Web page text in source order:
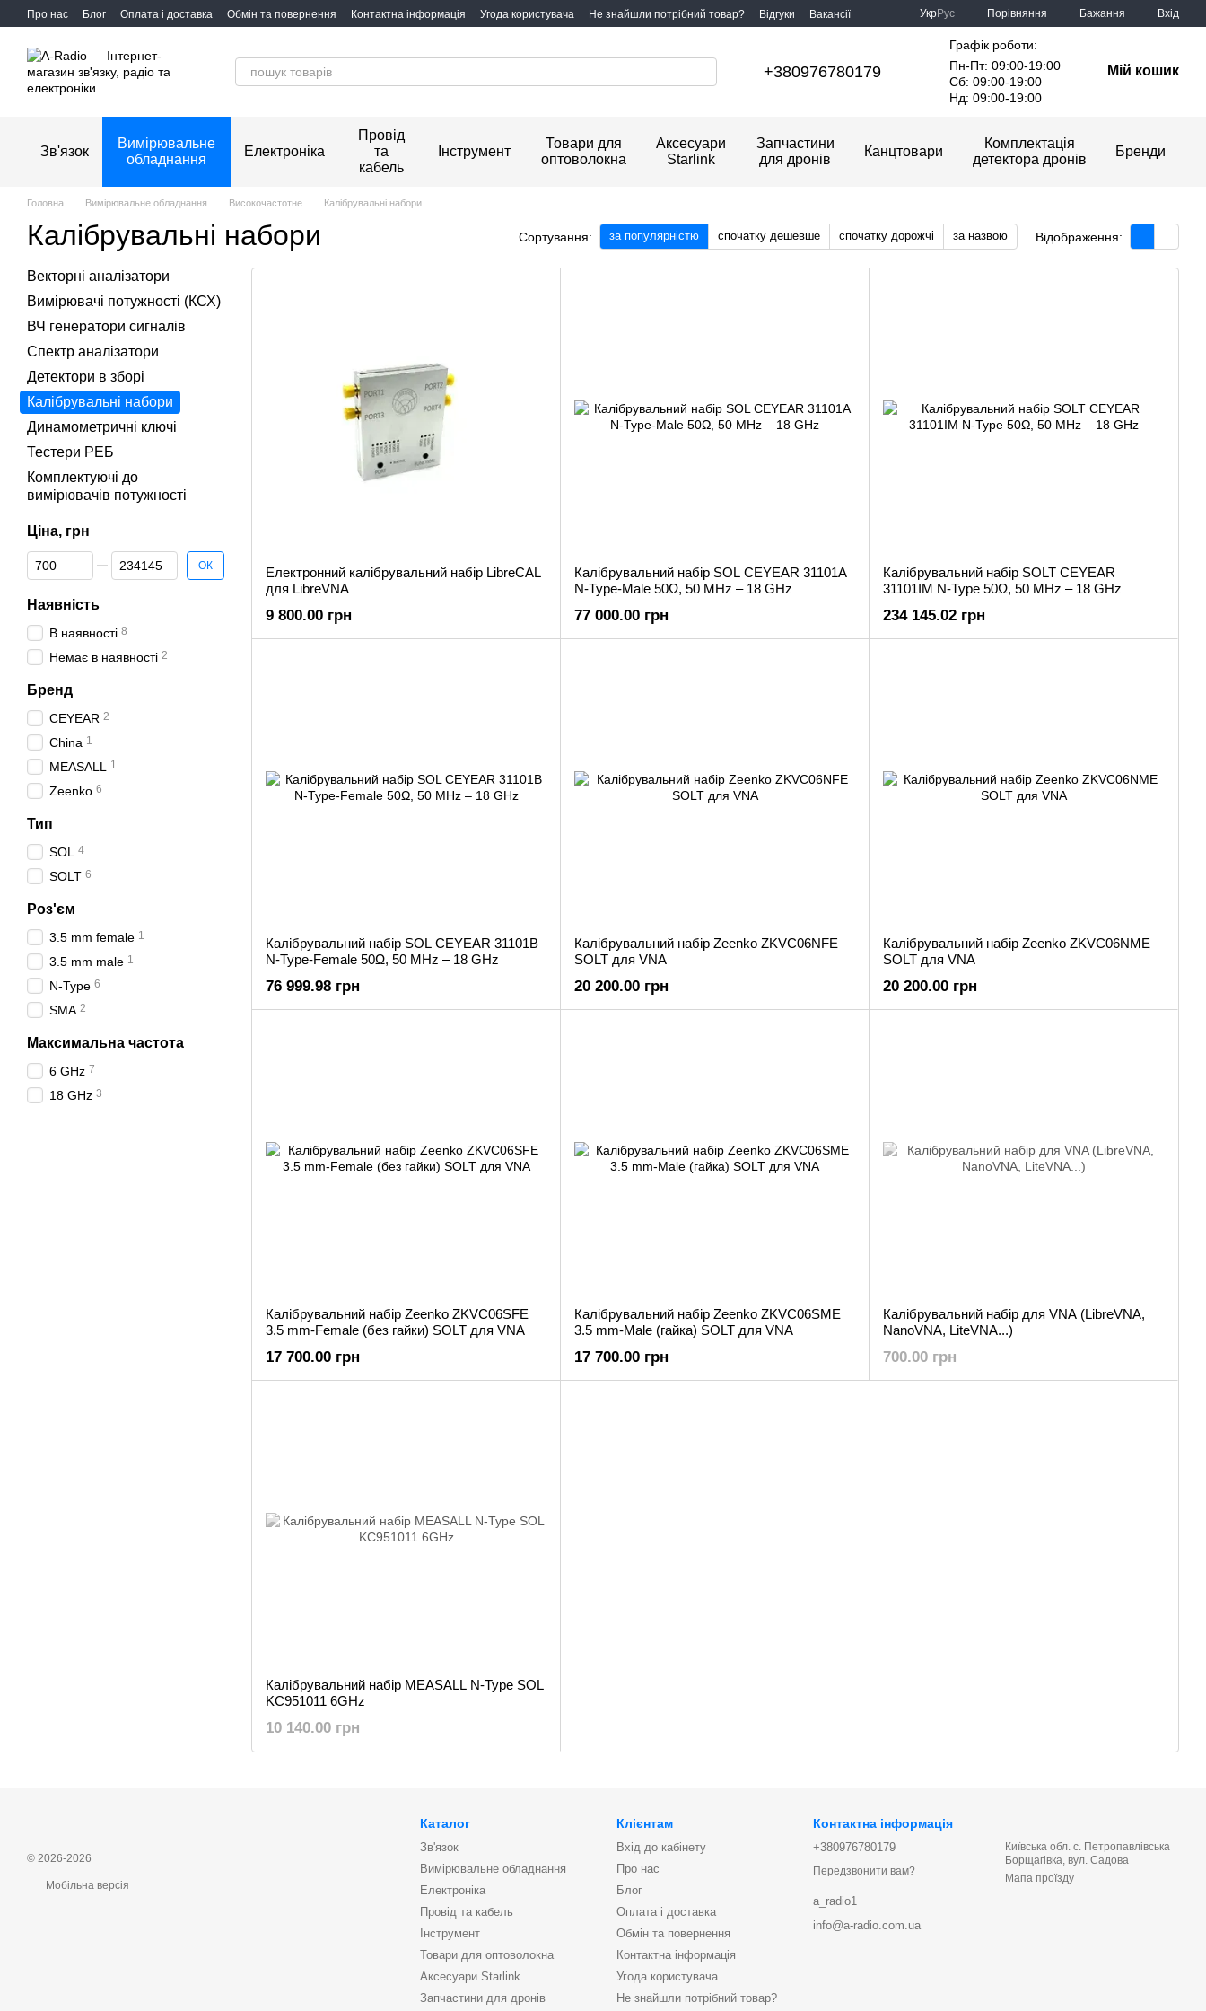
Перейти до основного контенту
Про нас Блог Оплата і доставка Обмін та повернення Контактна інформація Угода користувача Не знайшли потрібний товар? Відгуки Вакансії УкрРус Порівняння Бажання Вхід
+380976780179
Графік роботи:
Пн-Пт: 09:00-19:00
Сб: 09:00-19:00
Нд: 09:00-19:00
Мій кошик
Зв'язок
Вимірювальне
обладнання
Електроніка
Провід
та
кабель
Інструмент
Товари для
оптоволокна
Аксесуари
Starlink
Запчастини
для дронів
Канцтовари
Комплектація
детектора дронів
Бренди
Головна Вимірювальне обладнання Високочастотне Калібрувальні набори
Калібрувальні набори Сортування: за популярністю спочатку дешевше спочатку дорожчі за назвою Відображення:
Електронний калібрувальний набір LibreCAL
для LibreVNA
9 800.00 грн
Калібрувальний набір SOL CEYEAR 31101A
N-Type-Male 50Ω, 50 MHz – 18 GHz
77 000.00 грн
Калібрувальний набір SOLT CEYEAR
31101IM N-Type 50Ω, 50 MHz – 18 GHz
234 145.02 грн
Калібрувальний набір SOL CEYEAR 31101B
N-Type-Female 50Ω, 50 MHz – 18 GHz
76 999.98 грн
Калібрувальний набір Zeenko ZKVC06NFE
SOLT для VNA
20 200.00 грн
Калібрувальний набір Zeenko ZKVC06NME
SOLT для VNA
20 200.00 грн
Калібрувальний набір Zeenko ZKVC06SFE
3.5 mm-Female (без гайки) SOLT для VNA
17 700.00 грн
Калібрувальний набір Zeenko ZKVC06SME
3.5 mm-Male (гайка) SOLT для VNA
17 700.00 грн
Калібрувальний набір для VNA (LibreVNA,
NanoVNA, LiteVNA...)
700.00 грн
Калібрувальний набір MEASALL N-Type SOL
KC951011 6GHz
10 140.00 грн
Векторні аналізатори
Вимірювачі потужності (КСХ)
ВЧ генератори сигналів
Спектр аналізатори
Детектори в зборі
Калібрувальні набори
Динамометричні ключі
Тестери РЕБ
Комплектуючі до
вимірювачів потужності
Ціна, грн
Від Ціна, грн
До Ціна, грн ОК
Наявність
В наявності 8
Немає в наявності 2
Бренд
CEYEAR 2
China 1
MEASALL 1
Zeenko 6
Тип
SOL 4
SOLT 6
Роз'єм
3.5 mm female 1
3.5 mm male 1
N-Type 6
SMA 2
Максимальна частота
6 GHz 7
18 GHz 3
© 2026-2026
Мобільна версія
Каталог
Зв'язок
Вимірювальне обладнання
Електроніка
Провід та кабель
Інструмент
Товари для оптоволокна
Аксесуари Starlink
Запчастини для дронів
Клієнтам
Вхід до кабінету
Про нас
Блог
Оплата і доставка
Обмін та повернення
Контактна інформація
Угода користувача
Не знайшли потрібний товар?
Контактна інформація
+380976780179
Передзвонити вам?
a_radio1
info@a-radio.com.ua
Київська обл. с. Петропавлівська
Борщагівка, вул. Садова
Мапа проїзду